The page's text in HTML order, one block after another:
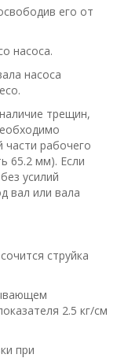
его от
насоса.
насоса
трещин,
части рабочего
65.2 мм). Если
усилий
вал или вала
струйка
2.5 кг/см
при